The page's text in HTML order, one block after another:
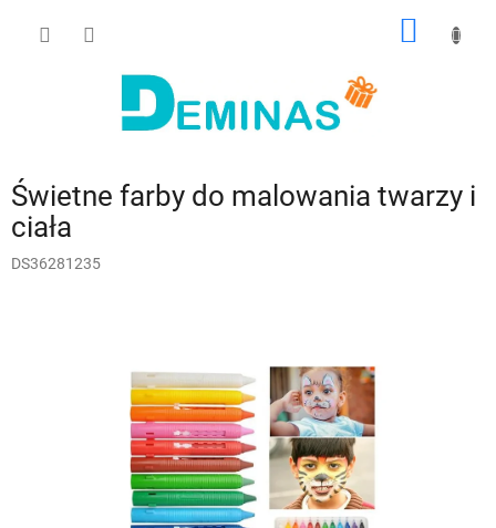
Świetne farby do malowania twarzy i
ciała
DS36281235